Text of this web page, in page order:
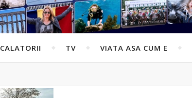
CALATORII TV VIATA ASA CUM E